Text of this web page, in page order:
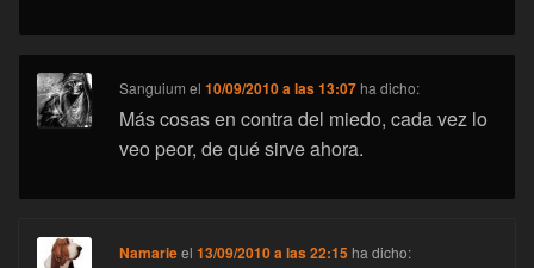
Sanguium el10/09/2010 a las 13:07 ha dicho:
Más cosas en contra del miedo, cada vez lo
veo peor, de qué sirve ahora.
Namarieel13/09/2010 a las 22:15 ha dicho: